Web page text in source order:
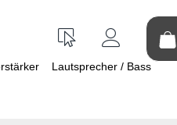
Lautsprecher / Bass